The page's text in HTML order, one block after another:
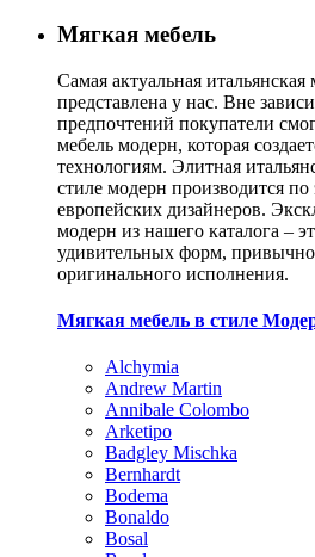
Мягкая мебель
Самая актуальная
представлена у нас. Вне
предпочтений покупатели
мебель модерн, которая
технологиям. Элитная
стиле модерн производится
европейских дизайнеров.
модерн из нашего каталога –
удивительных форм,
оригинального исполнения.
Мягкая мебель в стиле
Alchymia
Andrew Martin
Annibale Colombo
Arketipo
Badgley Mischka
Bernhardt
Bodema
Bonaldo
Bosal